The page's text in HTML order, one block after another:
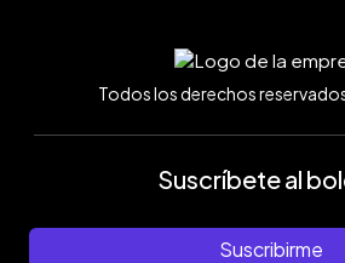
Todos los derechos
Suscríbete al
Suscribirme